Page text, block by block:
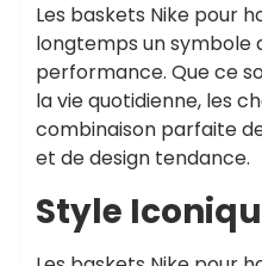
Les baskets Nike pour
longtemps un symbole
performance. Que ce
la vie quotidienne, les
combinaison parfaite
et de design tendance.
Style